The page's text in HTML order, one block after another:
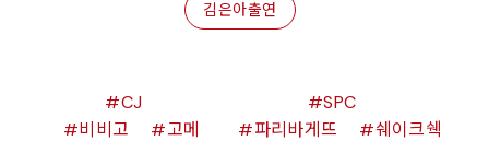
김은아출연
CJ
비비고
고메
SPC
파리바게뜨
쉐이크쉑